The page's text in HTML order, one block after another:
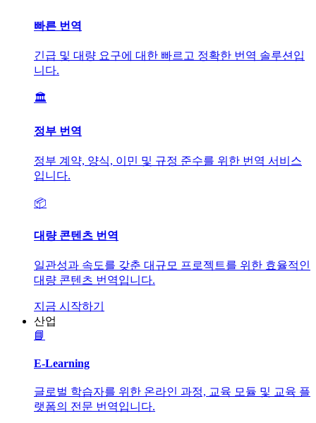
빠른 번역
긴급 및 대량 요구에 대한 빠르고 정확한 번역 솔루션입
니다.
🏛️
정부 번역
정부 계약, 양식, 이민 및 규정 준수를 위한 번역 서비스
입니다.
📦
대량 콘텐츠 번역
일관성과 속도를 갖춘 대규모 프로젝트를 위한 효율적인
대량 콘텐츠 번역입니다.
지금 시작하기
산업
📘
E-Learning
글로벌 학습자를 위한 온라인 과정, 교육 모듈 및 교육 플
랫폼의 전문 번역입니다.